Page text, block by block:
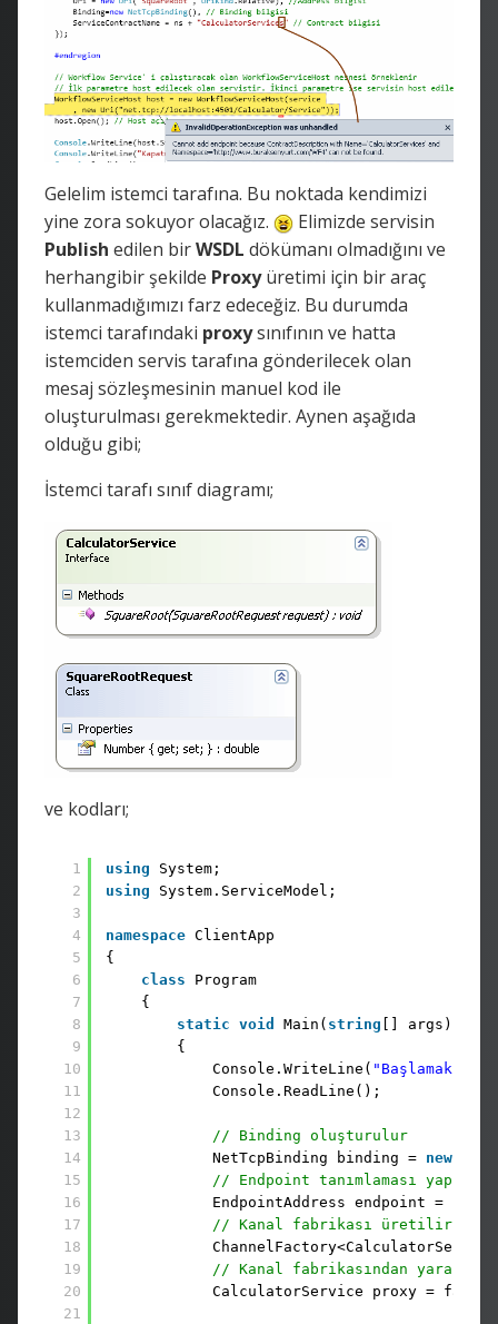
Gelelim istemci tarafına. Bu noktada kendimizi
yine zora sokuyor olacağız.
Elimizde servisin
Publish edilen birWSDL dökümanı olmadığını ve
herhangibir şekilde Proxyüretimi için bir araç
kullanmadığımızı farz edeceğiz. Bu durumda
istemci tarafındaki proxysınıfının ve hatta
istemciden servis tarafına gönderilecek olan
mesaj sözleşmesinin manuel kod ile
oluşturulması gerekmektedir. Aynen aşağıda
olduğu gibi;
İstemci tarafı sınıf diagramı;
ve kodları;
1
2
3
4
5
6
7
8
9
10
11
12
13
14
15
16
17
18
19
20
21
using
System;
using
System.ServiceModel;
namespace ClientApp
{
class
Program
{
static void Main( string [] args)
{
Console.WriteLine( "Başlamak
Console.ReadLine();
// Binding oluşturulur
NetTcpBinding binding = new
// Endpoint tanımlaması
EndpointAddress endpoint =
// Kanal fabrikası üretilir. İlk
// Kanal fabrikasından
CalculatorService proxy =